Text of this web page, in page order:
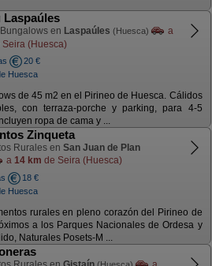
Laspaúles
en Laspaúles (Huesca)
a
Seira (Huesca)
20 €
Huesca
de 45 m2 en el Pirineo de Huesca. Cálidos
con terraza-porche y parking, para 4-5
ropa de cama y ...
Zinqueta
Rurales en San Juan de Plan
a 14 km de Seira (Huesca)
18 €
Huesca
rurales en pleno corazón del Pirineo de
a los Parques Nacionales de Ordesa y
Naturales Posets-M ...